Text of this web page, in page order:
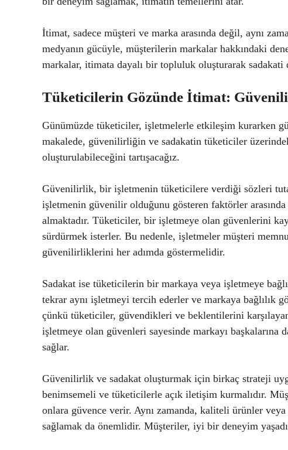
İtimat, sadece müşteri ve marka arasında değil, aynı
medyanın gücüyle, müşterilerin markalar hakkındaki
markalar, itimata dayalı bir topluluk oluşturarak sadakati
Tüketicilerin Gözünde İtimat:
Günümüzde tüketiciler, işletmelerle etkileşim kurarken
makalede, güvenilirliğin ve sadakatin tüketiciler
oluşturulabileceğini tartışacağız.
Güvenilirlik, bir işletmenin tüketicilere verdiği sözleri
işletmenin güvenilir olduğunu gösteren faktörler
almaktadır. Tüketiciler, bir işletmeye olan güvenlerini
sürdürmek isterler. Bu nedenle, işletmeler müşteri
güvenilirliklerini her adımda göstermelidir.
Sadakat ise tüketicilerin bir markaya veya işletmeye
tekrar aynı işletmeyi tercih ederler ve markaya
çünkü tüketiciler, güvendikleri ve beklentilerini
işletmeye olan güvenleri sayesinde markayı başkalarına
sağlar.
Güvenilirlik ve sadakat oluşturmak için birkaç strateji
benimsemeli ve tüketicilerle açık iletişim kurmalıdır.
onlara güvence verir. Aynı zamanda, kaliteli ürünler
sağlamak da önemlidir. Müşteriler, iyi bir deneyim